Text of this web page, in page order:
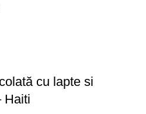
cu lapte si
Haiti